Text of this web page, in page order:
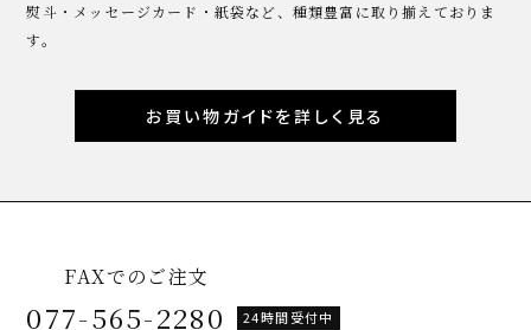
熨斗・メッセージカード・紙袋など、種類豊富に取り揃えておりま
す。
お買い物ガイドを詳しく見る
FAXでのご注文
077-565-2280 24時間受付中